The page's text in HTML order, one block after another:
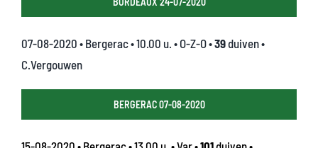
07-08-2020 • Bergerac • 10.00 u. • O-Z-O •39duiven •
C.Vergouwen
BERGERAC 07-08-2020